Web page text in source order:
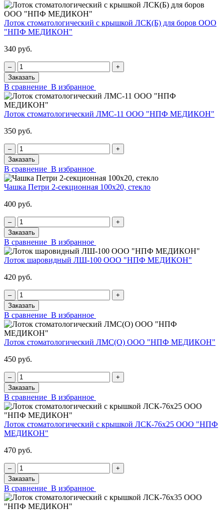
Лоток стоматологический с крышкой ЛСК(Б) для боров ООО
"НПФ МЕДИКОН"
340 руб.
‒
+
Заказать
В сравнение В избранное
Лоток стоматологический ЛМС-11 ООО "НПФ МЕДИКОН"
350 руб.
‒
+
Заказать
В сравнение В избранное
Чашка Петри 2-секционная 100х20, стекло
400 руб.
‒
+
Заказать
В сравнение В избранное
Лоток шаровидный ЛШ-100 ООО "НПФ МЕДИКОН"
420 руб.
‒
+
Заказать
В сравнение В избранное
Лоток стоматологический ЛМС(О) ООО "НПФ МЕДИКОН"
450 руб.
‒
+
Заказать
В сравнение В избранное
Лоток стоматологический с крышкой ЛСК-76х25 ООО "НПФ
МЕДИКОН"
470 руб.
‒
+
Заказать
В сравнение В избранное